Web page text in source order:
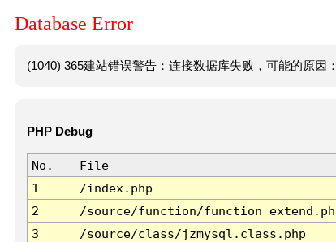
Database Error
(1040) 365建站错误警告：连接数据库失败，可能的原因
PHP Debug
No. File
1
/index.php
2
/source/function/
3
/source/class/jzmysql.class.php